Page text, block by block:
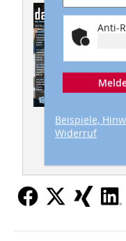
Anti-
Beispiele,
Widerruf